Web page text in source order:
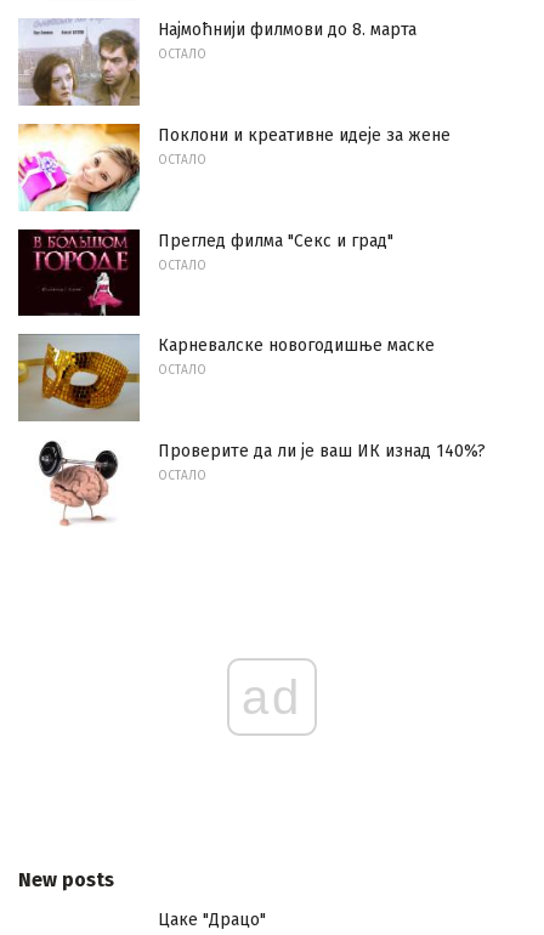
Најмоћнији филмови до 8. марта
ОСТАЛО
Поклони и креативне идеје за жене
ОСТАЛО
Преглед филма "Секс и град"
ОСТАЛО
Карневалске новогодишње маске
ОСТАЛО
Проверите да ли је ваш ИК изнад 140%?
ОСТАЛО
ad
New posts
Цаке "Драцо"